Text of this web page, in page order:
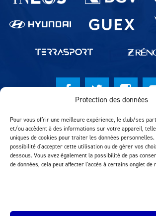
Protection des données
Pour vous offrir une meilleure expérience, le club/ses
et/ou accèdent à des informations sur votre appareil,
uniques de cookies pour traiter les données personnelles.
possibilité d'accepter cette utilisation ou de gérer vos
dessous. Vous avez également la possibilité de pas
de données, cela peut affecter l'accès à certains onglet de
© Lausanne Sport Football Club
Réalisation MTM Agency